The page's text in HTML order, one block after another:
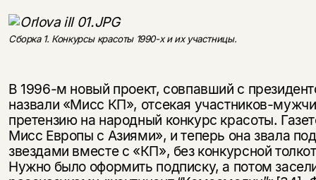
Сборка 1. Конкурсы красоты 1990-х и их участницы.
В 1996-м новый проект, совпавший с
назвали «Мисс КП», отсекая участников-
претензию на народный конкурс красоты.
Мисс Европы с Азиями», и теперь она звала
звездами вместе с «КП», без конкурсной
Нужно было оформить подписку, а потом